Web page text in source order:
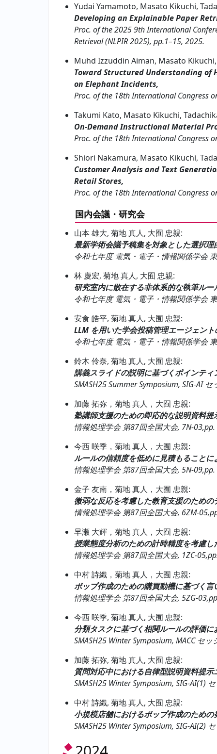
Yudai Yamamoto, Masato Kikuchi,
Developing an Explainable Paper
Proc. of the 2025 9th International
Retrieval (NLPIR 2025), pp.1–15, 2025.
Muhd Izzuddin Aiman, Masato
Toward Structured Understanding of
on Elephant Incidents,
Proc. of the 18th International Congress
Takumi Kato, Masato Kikuchi,
On-Demand Instructional Material
Proc. of the 18th International Congress
Shiori Nakamura, Masato Kikuchi,
Customer Analysis and Text
Retail Stores,
Proc. of the 18th International Congress
国内会議・研究会
山本 雄大, 菊地 真人, 大囿 忠親:
最新学術会議予稿集を対象とした選択
令和七年度 電気・電子・情報関係学会
林 慶宏, 菊地 真人, 大囿 忠親:
研究室内に散在する非体系的な執筆ル
令和七年度 電気・電子・情報関係学会
安食 皓平, 菊地 真人, 大囿 忠親:
LLM を用いた学会投稿管理エージェン
令和七年度 電気・電子・情報関係学会
鈴木 伶奈, 菊地 真人, 大囿 忠親:
講義スライドの説明に基づくポインテ
SMASH25 Summer Symposium, SIG-AI
加藤 拓弥，菊地 真人，大囿 忠親:
塾講師支援のための即応的な説明資料
情報処理学会 第87回全国大会, 7N-
今西 咲季，菊地 真人，大囿 忠親:
ルールの信頼度を低めに見積もること
情報処理学会 第87回全国大会, 5N-
金子 友南，菊地 真人，大囿 忠親:
微弱な反応を考慮した教育支援のため
情報処理学会 第87回全国大会, 6ZM-
早瀬 大輝，菊地 真人，大囿 忠親:
授業態度分析のための計時精度を考慮
情報処理学会 第87回全国大会, 1ZC-
中村 詩織，菊地 真人，大囿 忠親:
ポップ作成のための購買動機に基づく
情報処理学会 第87回全国大会, 5ZG-
今西 咲季, 菊地 真人, 大囿 忠親:
分類タスクに基づく相関ルールの評価
SMASH25 Winter Symposium, MACC セ
加藤 拓弥, 菊地 真人, 大囿 忠親:
質問対応中における自律型説明資料提
SMASH25 Winter Symposium, SIG-AI(1)
中村 詩織, 菊地 真人, 大囿 忠親:
小規模店舗におけるポップ作成のため
SMASH25 Winter Symposium, SIG-AI(2)